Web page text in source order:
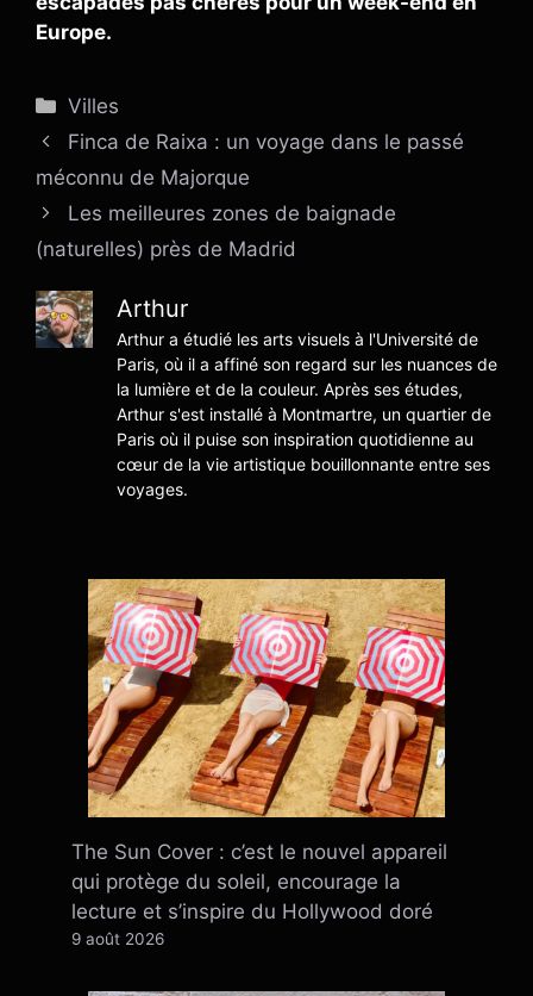
Europe.
Catégories
Villes
Finca de Raixa : un voyage dans le passé
méconnu de Majorque
Les meilleures zones de baignade
(naturelles) près de Madrid
Arthur
Arthur a étudié les arts visuels à l'Université de
Paris, où il a affiné son regard sur les nuances de
la lumière et de la couleur. Après ses études,
Arthur s'est installé à Montmartre, un quartier de
Paris où il puise son inspiration quotidienne au
cœur de la vie artistique bouillonnante entre ses
voyages.
The Sun Cover : c’est le nouvel appareil
qui protège du soleil, encourage la
lecture et s’inspire du Hollywood doré
9 août 2026